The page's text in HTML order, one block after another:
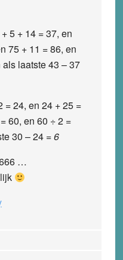
5 + 14 = 37, en
75 + 11 = 86, en
laatste 43 – 37
= 24, en 24 + 25 =
60, en 60 ÷ 2 =
30 – 24 =6
…